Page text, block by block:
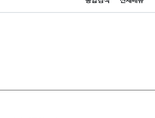
전자정부 누리집입니다.